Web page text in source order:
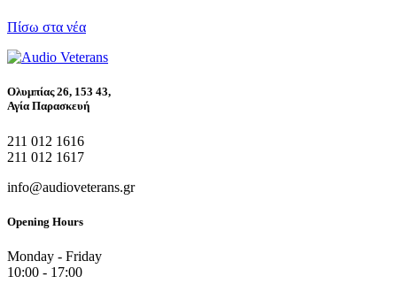
Πίσω στα νέα
Ολυμπίας 26, 153 43,
Αγία Παρασκευή
211 012 1616
211 012 1617
info@audioveterans.gr
Opening Hours
Monday - Friday
10:00 - 17:00